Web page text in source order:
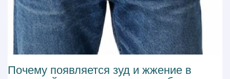
Почему появляется зуд и жжение в